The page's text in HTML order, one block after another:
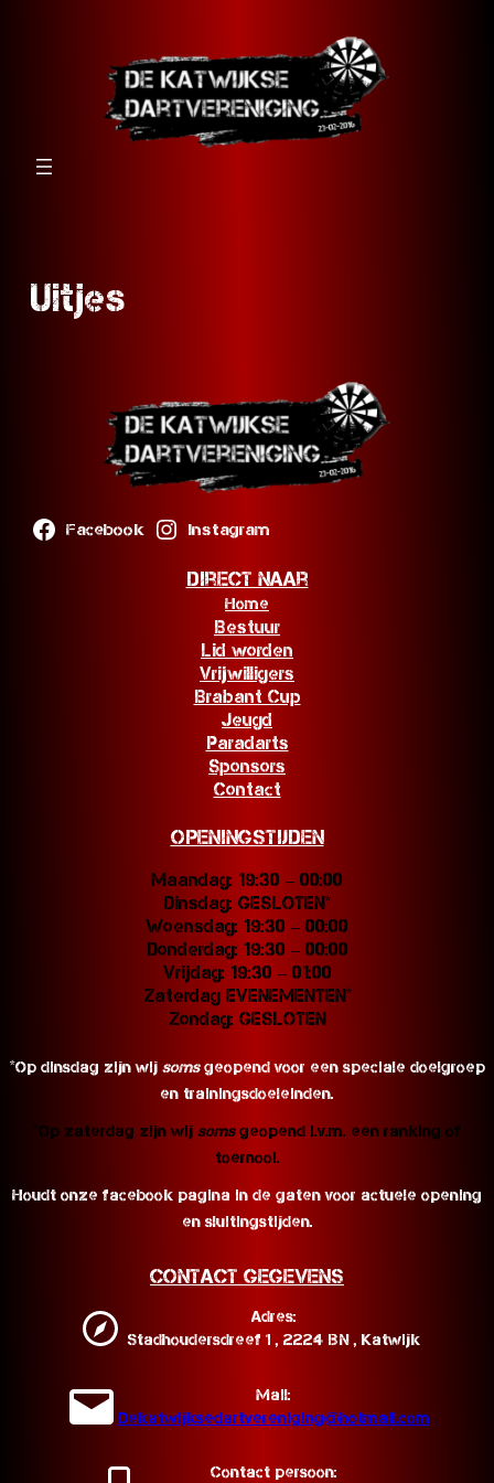
Uitjes
Facebook Instagram
Direct naar
Home
Bestuur
Lid worden
Vrijwilligers
Brabant Cup
Jeugd
Paradarts
Sponsors
Contact
Openingstijden
Maandag: 19:30 – 00:00
Dinsdag: GESLOTEN*
Woensdag: 19:30 – 00:00
Donderdag: 19:30 – 00:00
Vrijdag: 19:30 – 01:00
Zaterdag EVENEMENTEN*
Zondag: GESLOTEN
*Op dinsdag zijn wij somsgeopend voor een speciale doelgroep
en trainingsdoeleinden.
*Op zaterdag zijn wij somsgeopend i.v.m. een ranking of
toernooi.
Houdt onze facebook pagina in de gaten voor actuele opening
en sluitingstijden.
Contact Gegevens
Adres:
Stadhoudersdreef 1 , 2224 BN , Katwijk
Mail:
Dekatwijksedartvereniging@hotmail.com
Contact persoon: